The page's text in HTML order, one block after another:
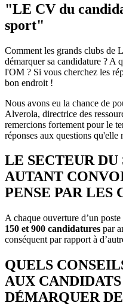
"LE CV du
sport"
Comment les grands clubs de
démarquer sa candidature ? A
l'OM ? Si vous cherchez les
bon endroit !
Nous avons eu la chance de
Alverola, directrice des
remercions fortement pour le
réponses aux questions qu'elle
LE SECTEUR DU
AUTANT
PENSE PAR LES
A chaque ouverture d’un
150 et 900 candidatures par
conséquent par rapport à
QUELS
AUX CANDIDATS
DÉMARQUER